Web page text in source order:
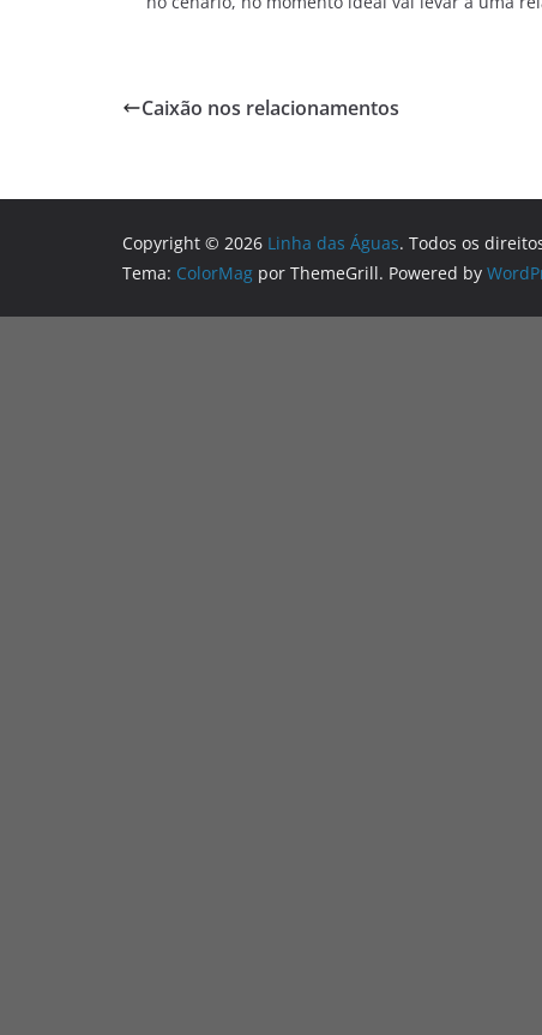
Caixão nos relacionamentos
Copyright © 2026 Linha das Águas. Todos os
Tema: ColorMag por ThemeGrill. Powered by